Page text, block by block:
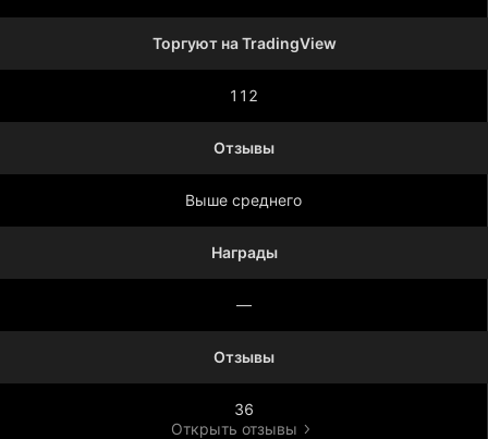
Торгуют на TradingView
112
Отзывы
Выше среднего
Награды
—
Отзывы
36
Открыть отзывы